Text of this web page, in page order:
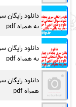
دانلود
به همراه pdf
دانلود
به همراه pdf
دانلود
همراه pdf